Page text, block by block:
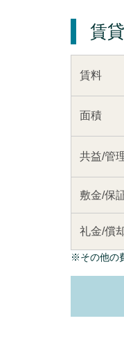
賃
賃料
面積
共益/管
敷金/保
礼金/償
※その他の